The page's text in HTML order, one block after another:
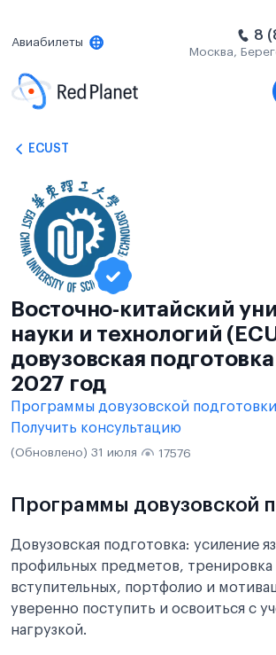
Авиабилеты 8
Москва,
ECUST
Восточно-китайский
науки и технологий
довузовская
2027 год
Программы довузовской подготовки
Получить консультацию
(Обновлено) 31 июля 17576
Программы довузовской
Довузовская подготовка: усиление
профильных предметов, тренировка
вступительных, портфолио и
уверенно поступить и освоиться с
нагрузкой.